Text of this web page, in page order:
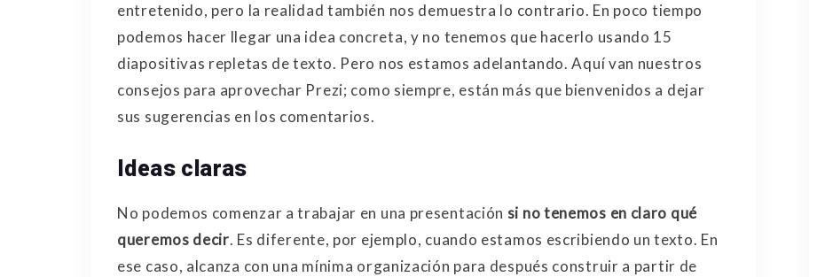
entretenido, pero la realidad también nos demuestra lo contrario. En poco tiempo
podemos hacer llegar una idea concreta, y no tenemos que hacerlo usando 15
diapositivas repletas de texto. Pero nos estamos adelantando. Aquí van nuestros
consejos para aprovechar Prezi; como siempre, están más que bienvenidos a dejar
sus sugerencias en los comentarios.
Ideas claras
No podemos comenzar a trabajar en una presentación si no tenemos en claro qué
queremos decir. Es diferente, por ejemplo, cuando estamos escribiendo un texto. En
ese caso, alcanza con una mínima organización para después construir a partir de